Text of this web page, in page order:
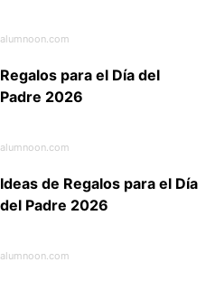
alumnoon.com
Regalos para el Día del
Padre 2026
alumnoon.com
Ideas de Regalos para el Día
del Padre 2026
alumnoon.com